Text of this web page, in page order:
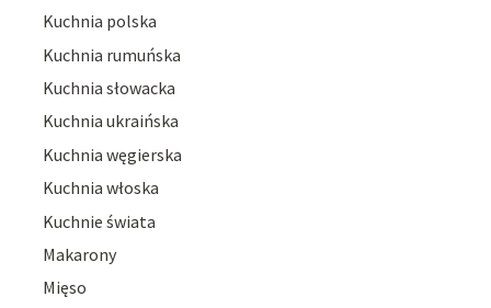
Kuchnia polska
Kuchnia rumuńska
Kuchnia słowacka
Kuchnia ukraińska
Kuchnia węgierska
Kuchnia włoska
Kuchnie świata
Makarony
Mięso